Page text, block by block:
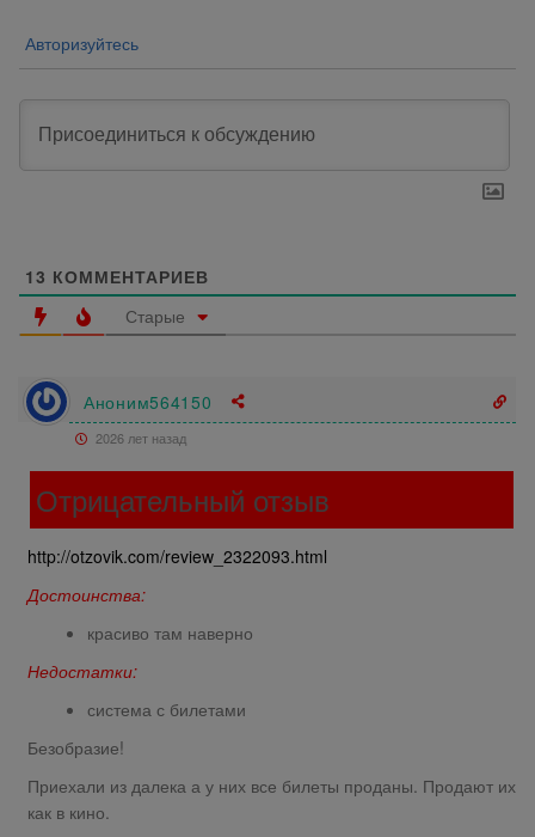
Авторизуйтесь
13 КОММЕНТАРИЕВ
Старые
Аноним564150
2026 лет назад
Отрицательный отзыв
http://otzovik.com/review_2322093.html
Достоинства:
красиво там наверно
Недостатки:
система с билетами
Безобразие!
Приехали из далека а у них все билеты проданы. Продают их
как в кино.